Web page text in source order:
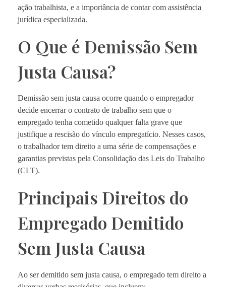
ação trabalhista, e a importância de contar com assistência
jurídica especializada.
O Que é Demissão Sem
Justa Causa?
Demissão sem justa causa ocorre quando o empregador
decide encerrar o contrato de trabalho sem que o
empregado tenha cometido qualquer falta grave que
justifique a rescisão do vínculo empregatício. Nesses casos,
o trabalhador tem direito a uma série de compensações e
garantias previstas pela Consolidação das Leis do Trabalho
(CLT).
Principais Direitos do
Empregado Demitido
Sem Justa Causa
Ao ser demitido sem justa causa, o empregado tem direito a